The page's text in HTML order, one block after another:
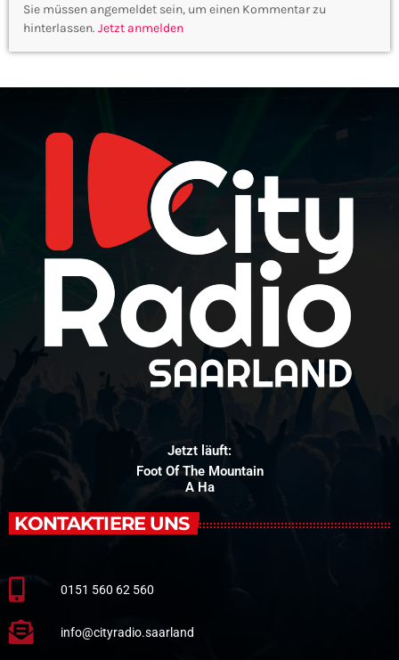
Sie müssen angemeldet sein, um einen Kommentar zu
hinterlassen. Jetzt anmelden
Jetzt läuft:
Foot Of The Mountain
A Ha
KONTAKTIERE UNS
0151 560 62 560
info@cityradio.saarland